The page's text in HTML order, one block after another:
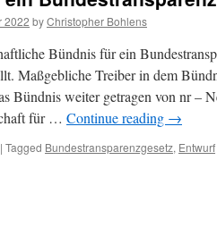
2022 byChristopher Bohlens
Bündnis für ein
Maßgebliche Treiber in dem
Bündnis weiter getragen von nr –
für … Continue reading →
| Tagged Bundestransparenzgesetz, Entwurf